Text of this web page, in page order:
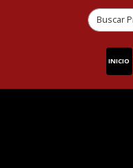
INICIO